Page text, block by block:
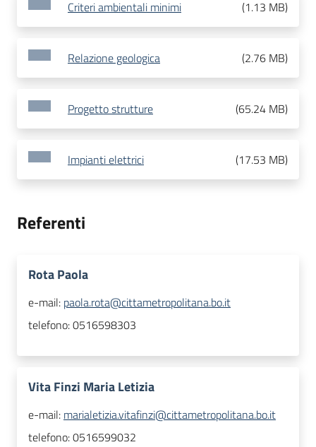
Criteri ambientali minimi (1.13 MB)
Relazione geologica (2.76 MB)
Progetto strutture (65.24 MB)
Impianti elettrici (17.53 MB)
Referenti
Rota Paola
e-mail: paola.rota@cittametropolitana.bo.it
telefono:0516598303
Vita Finzi Maria Letizia
e-mail: marialetizia.vitafinzi@cittametropolitana.bo.it
telefono:0516599032